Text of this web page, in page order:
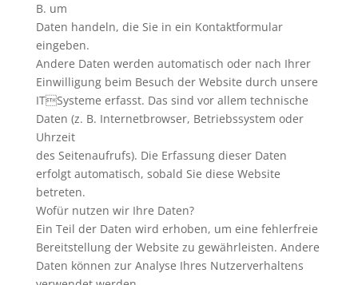
B. um
Daten handeln, die Sie in ein Kontaktformular
eingeben.
Andere Daten werden automatisch oder nach Ihrer
Einwilligung beim Besuch der Website durch unsere
ITSysteme erfasst. Das sind vor allem technische
Daten (z. B. Internetbrowser, Betriebssystem oder
Uhrzeit
des Seitenaufrufs). Die Erfassung dieser Daten
erfolgt automatisch, sobald Sie diese Website
betreten.
Wofür nutzen wir Ihre Daten?
Ein Teil der Daten wird erhoben, um eine fehlerfreie
Bereitstellung der Website zu gewährleisten. Andere
Daten können zur Analyse Ihres Nutzerverhaltens